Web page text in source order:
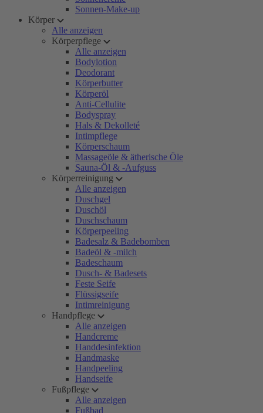
Sonnen-Make-up
Körper
Alle anzeigen
Körperpflege
Alle anzeigen
Bodylotion
Deodorant
Körperbutter
Körperöl
Anti-Cellulite
Bodyspray
Hals & Dekolleté
Intimpflege
Körperschaum
Massageöle & ätherische Öle
Sauna-Öl & -Aufguss
Körperreinigung
Alle anzeigen
Duschgel
Duschöl
Duschschaum
Körperpeeling
Badesalz & Badebomben
Badeöl & -milch
Badeschaum
Dusch- & Badesets
Feste Seife
Flüssigseife
Intimreinigung
Handpflege
Alle anzeigen
Handcreme
Handdesinfektion
Handmaske
Handpeeling
Handseife
Fußpflege
Alle anzeigen
Fußbad